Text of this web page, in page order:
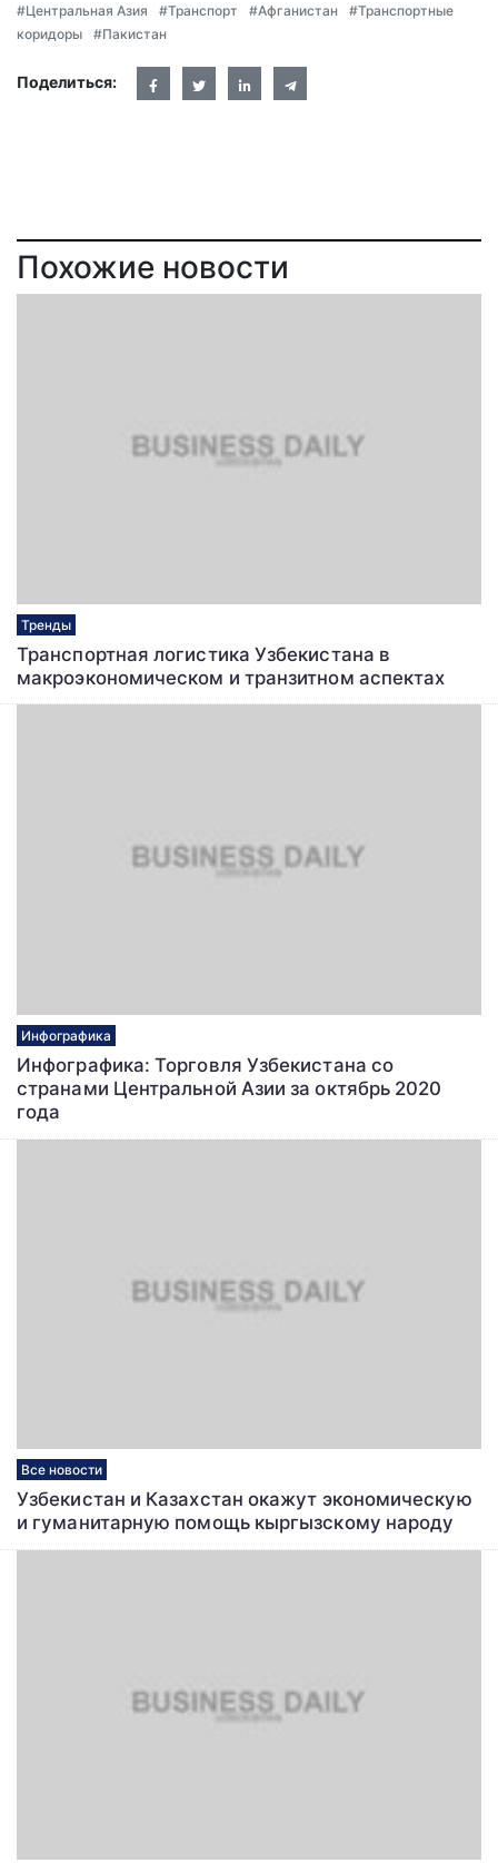
#Центральная Азия #Транспорт #Афганистан
#Транспортные
коридоры
#Пакистан
Поделиться:
Похожие новости
Тренды
Транспортная логистика Узбекистана в
макроэкономическом и транзитном аспектах
Инфографика
Инфографика: Торговля Узбекистана со
странами Центральной Азии за октябрь 2020
года
Все новости
Узбекистан и Казахстан окажут экономическую
и гуманитарную помощь кыргызскому народу